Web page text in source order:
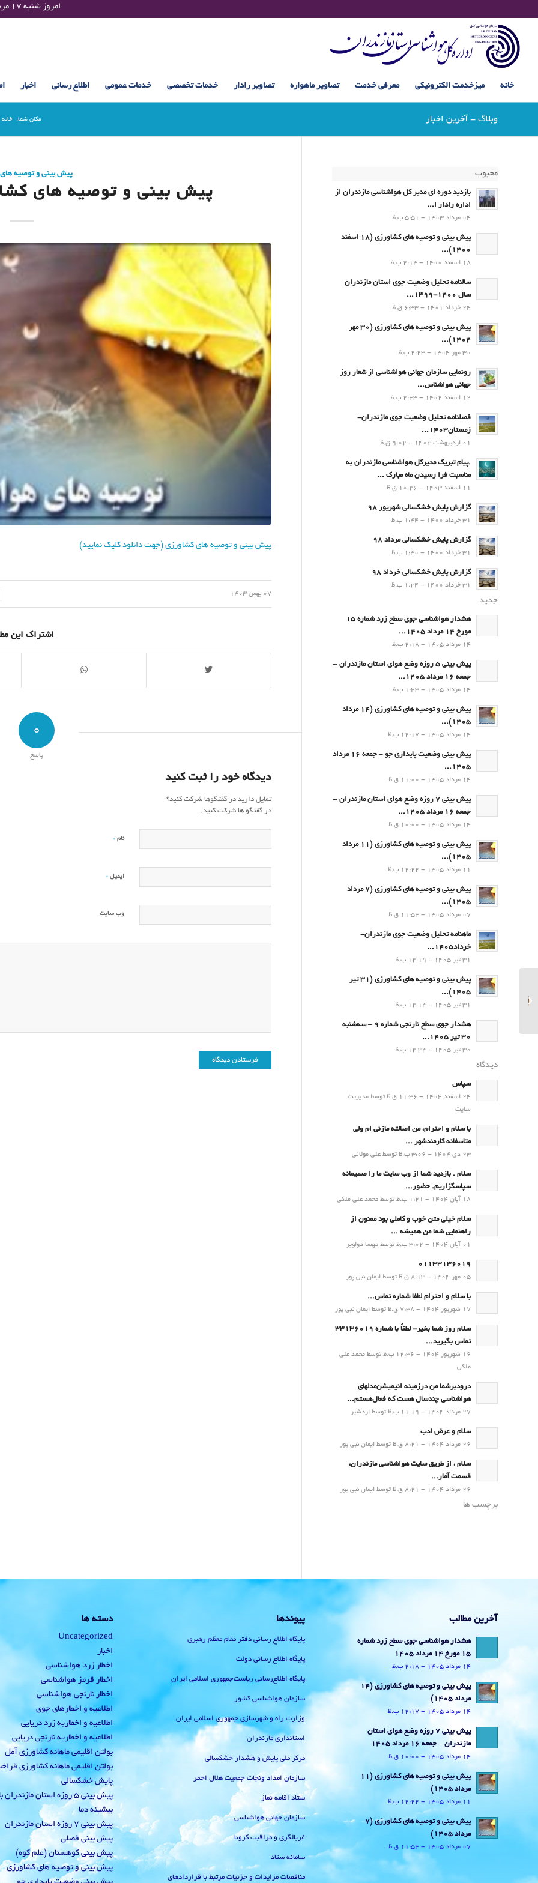
Saturday 08 August 2026 , 00:33 UTC ¤¤¤¤ امروز شنبه ۱۷ مرداد ۱۴۰۵ساعت : ۰۰:۳۳
خانه میزخدمت الکترونیکی معرفی خدمت تصاویر ماهواره تصاویر رادار خدمات تخصصی خدمات عمومی اطلاع رسانی اخبار
وبلاگ - آخرین اخبار مکان شما: خانه
پیش بینی و توصیه
پیش بینی و توصیه های کشاورزی (7
پیش بینی و توصیه های کشاورزی (جهت دانلود کلیک نمایید)
07 بهمن 1403
اشتراک این
0
پاسخ
دیدگاه خود را ثبت کنید
تمایل دارید در گفتگوها شرکت کنید؟
در گفتگو ها شرکت کنید.
نام *
ایمیل *
وب‌ سایت
محبوب
بازدید دوره ای مدیر کل هواشناسی مازندران از
اداره رادار ا...
04 مرداد 1403 - 5:51 ب.ظ
پیش بینی و توصیه های کشاورزی (18 اسفند
1400)...
18 اسفند 1400 - 2:14 ب.ظ
سالنامه تحلیل وضعیت جوی استان مازندران
سال 1400-1399...
24 خرداد 1401 - 6:33 ق.ظ
پیش بینی و توصیه های کشاورزی (30 مهر
۱۴۰۴)...
30 مهر 1404 - 2:23 ب.ظ
رونمایی سازمان جهانی هواشناسی از شعار روز
جهانی هواشناس...
12 اسفند 1402 - 2:43 ب.ظ
فصلنامه تحلیل وضعیت جوی مازندران-
زمستان۱۴۰۳...
01 اردیبهشت 1404 - 9:02 ق.ظ
.پيام تبريك مدیرکل هواشناسی مازندران به
مناسبت فرا رسيدن ماه مبارك ...
11 اسفند 1403 - 10:26 ق.ظ
گزارش پایش خشکسالی شهریور 98
31 خرداد 1400 - 1:44 ب.ظ
گزارش پایش خشکسالی مرداد 98
31 خرداد 1400 - 1:40 ب.ظ
گزارش پایش خشکسالی خرداد 98
31 خرداد 1400 - 1:24 ب.ظ
جدید
هشدار هواشناسی جوی سطح زرد شماره 15
مورخ 14 مرداد 1405...
14 مرداد 1405 - 2:18 ب.ظ
پیش بینی 5 روزه وضع هوای استان مازندران –
جمعه 16 مرداد 1405...
14 مرداد 1405 - 1:43 ب.ظ
پیش بینی و توصیه های کشاورزی (14 مرداد
۱۴۰۵)...
14 مرداد 1405 - 12:17 ب.ظ
پیش بینی وضعیت پایداری جو – جمعه 16 مرداد
1405...
14 مرداد 1405 - 11:00 ق.ظ
پیش بینی 7 روزه وضع هوای استان مازندران –
جمعه 16 مرداد 1405...
14 مرداد 1405 - 10:00 ق.ظ
پیش بینی و توصیه های کشاورزی (11 مرداد
۱۴۰۵)...
11 مرداد 1405 - 12:22 ب.ظ
پیش بینی و توصیه های کشاورزی (7 مرداد
۱۴۰۵)...
07 مرداد 1405 - 11:54 ق.ظ
ماهنامه تحلیل وضعیت جوی مازندران-
خرداد1405...
31 تیر 1405 - 12:19 ب.ظ
پیش بینی و توصیه های کشاورزی (31 تیر
۱۴۰۵)...
31 تیر 1405 - 12:14 ب.ظ
هشدار جوی سطح نارنجی شماره 9 – سه‌شنبه
30 تیر 1405...
30 تیر 1405 - 12:34 ب.ظ
دیدگاه
سپاس
24 اسفند 1404 - 11:36 ق.ظ توسط مدیریت
سایت
با سلام و احترام، من اصالته مازنی ام ولی
متاسفانه کارمندشهر ...
23 دی 1404 - 3:06 ب.ظ توسط علی مولائی
سلام . بازدید شما از وب سایت ما را صمیمانه
سپاسگزاریم. حضور...
18 آبان 1404 - 1:21 ب.ظ توسط محمد علی ملکی
سلام خیلی متن خوب و کاملی بود ممنون از
راهنمایی شما من همیشه ...
01 آبان 1404 - 3:02 ب.ظ توسط مهسا دولوپر
01133136019
05 مهر 1404 - 8:13 ق.ظ توسط ایمان نبی پور
با سلام و احترام لطفا شماره تماس...
17 شهریور 1404 - 7:38 ق.ظ توسط ایمان نبی پور
سلام روز شما بخیر- لطفاً با شماره 33136019
تماس بگیرید...
16 شهریور 1404 - 12:36 ب.ظ توسط محمد علی
ملکی
درودبرشما من درزمینه انیمیشن‌مدلهای
هواشناسی چندسال هست که فعال‌هستم...
27 مرداد 1404 - 11:19 ب.ظ توسط اردشیر
سلام و عرض ادب
26 مرداد 1404 - 8:21 ق.ظ توسط ایمان نبی پور
سلام ، از طریق سایت هواشناسی مازندران،
قسمت آمار...
26 مرداد 1404 - 8:21 ق.ظ توسط ایمان نبی پور
برچسب ها
آخرین مطالب
هشدار هواشناسی جوی سطح زرد شماره
15 مورخ 14 مرداد 1405
14 مرداد 1405 - 2:18 ب.ظ
پیش بینی و توصیه های کشاورزی (14
مرداد ۱۴۰۵)
14 مرداد 1405 - 12:17 ب.ظ
پیش بینی 7 روزه وضع هوای استان
مازندران – جمعه 16 مرداد 1405
14 مرداد 1405 - 10:00 ق.ظ
پیش بینی و توصیه های کشاورزی (11
مرداد ۱۴۰۵)
11 مرداد 1405 - 12:22 ب.ظ
پیش بینی و توصیه های کشاورزی (7
مرداد ۱۴۰۵)
07 مرداد 1405 - 11:54 ق.ظ
پیوندها
پایگاه اطلاع رسانی دفتر مقام معظم رهبری
پایگاه اطلاع رسانی دولت
پایگاه اطلاع‌رسانی ریاست‌جمهوری اسلامی ایران
سازمان هواشناسی کشور
وزارت راه و شهرسازی جمهوری اسلامی ایران
استانداری مازندران
مرکز ملی پایش و هشدار خشکسالی
سازمان امداد ونجات جمعیت هلال احمر
ستاد اقامه نماز
سازمان جهانی هواشناسی
غربالگری و مراقبت کرونا
سامانه ستاد
مناقصات مزایدات و جزئیات مرتبط با قراردادهای
دسته ها
Uncategorized
اخبار
اخطار زرد هواشناسی
اخطار قرمز هواشناسی
اخطار نارنجی هواشناسی
اطلاعیه و اخطارهای جوی
اطلاعیه و اخطاریه زرد دریایی
اطلاعیه و اخطاریه نارنجی دریایی
بولتن اقلیمی ماهانه کشاورزی آمل
بولتن اقلیمی ماهانه کشاورزی
پایش خشکسالی
پیش بینی 5 روزه استان
بیشینه دما
پیش بینی 7 روزه استان مازندران
پیش بینی فصلی
پیش بینی کوهستان (علم کوه)
پیش بینی و توصیه های کشاورزی
پیش بینی و توصیه های
کشاورزی (10بهمن ۱۴۰۳)